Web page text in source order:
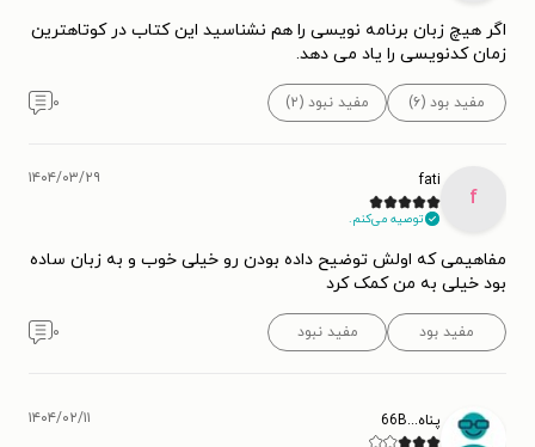
اگر هیچ زبان برنامه نویسی را هم نشناسید این کتاب در کوتاهترین
زمان کدنویسی را یاد می دهد.
مفید بود (۶) مفید نبود (۲) ۰
f
fati
توصیه می‌کنم.
۱۴۰۴/۰۳/۲۹
مفاهیمی که اولش توضیح داده بودن رو خیلی خوب و به زبان ساده
بود خیلی به من کمک کرد
مفید بود مفید نبود ۰
پناه...66B ۱۴۰۴/۰۲/۱۱